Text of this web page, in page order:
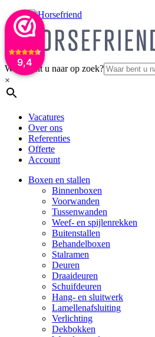
9,4
Waar bent u naar op zoek?
×
Vacatures
Over ons
Referenties
Offerte
Account
Boxen en stallen
Binnenboxen
Voorwanden
Tussenwanden
Weef- en spijlenrekken
Buitenstallen
Behandelboxen
Stalramen
Deuren
Draaideuren
Schuifdeuren
Hang- en sluitwerk
Lamellenafsluiting
Verlichting
Dekbokken